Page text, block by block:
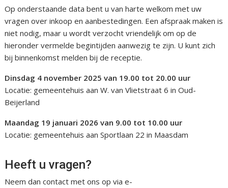
Op onderstaande data bent u van harte welkom met uw
vragen over inkoop en aanbestedingen. Een afspraak maken is
niet nodig, maar u wordt verzocht vriendelijk om op de
hieronder vermelde begintijden aanwezig te zijn. U kunt zich
bij binnenkomst melden bij de receptie.
Dinsdag 4 november 2025 van 19.00 tot 20.00 uur
Locatie: gemeentehuis aan W. van Vlietstraat 6 in Oud-
Beijerland
Maandag 19 januari 2026 van 9.00 tot 10.00 uur
Locatie: gemeentehuis aan Sportlaan 22 in Maasdam
Heeft u vragen?
Neem dan contact met ons op via e-